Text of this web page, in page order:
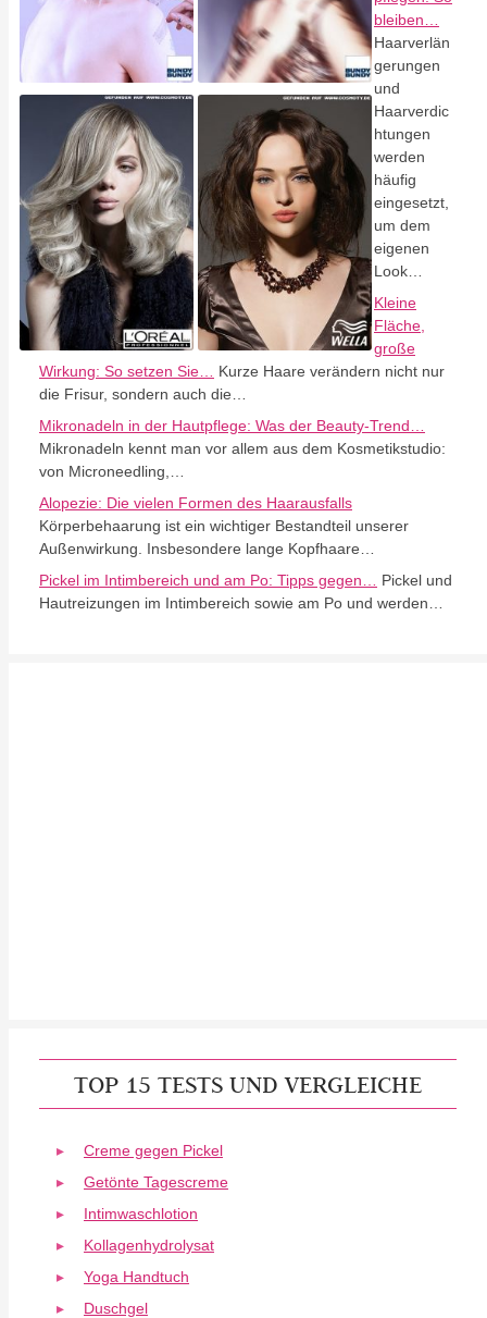
bleiben…
Haarverlän
gerungen
und
Haarverdic
htungen
werden
häufig
eingesetzt,
um dem
eigenen
Look…
Kleine
Fläche,
große
Wirkung: So setzen Sie…
Kurze Haare verändern nicht nur
die Frisur, sondern auch die…
Mikronadeln in der Hautpflege: Was der Beauty-Trend…
Mikronadeln kennt man vor allem aus dem Kosmetikstudio:
von Microneedling,…
Alopezie: Die vielen Formen des Haarausfalls
Körperbehaarung ist ein wichtiger Bestandteil unserer
Außenwirkung. Insbesondere lange Kopfhaare…
Pickel im Intimbereich und am Po: Tipps gegen…
Pickel und
Hautreizungen im Intimbereich sowie am Po und werden…
TOP 15 TESTS UND VERGLEICHE
Creme gegen Pickel
Getönte Tagescreme
Intimwaschlotion
Kollagenhydrolysat
Yoga Handtuch
Duschgel